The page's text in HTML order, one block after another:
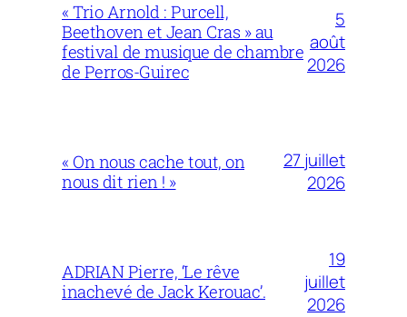
« Trio Arnold : Purcell,
Beethoven et Jean Cras » au
festival de musique de chambre
de Perros-Guirec
5
août
2026
« On nous cache tout, on
nous dit rien ! »
27 juillet
2026
ADRIAN Pierre, ‘Le rêve
inachevé de Jack Kerouac’.
19
juillet
2026